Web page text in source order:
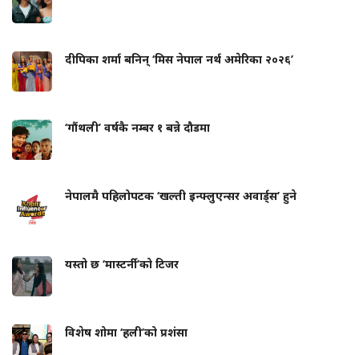
दीपिका शर्मा बनिन् ‘मिस नेपाल नर्थ अमेरिका २०२६’
‘गौंथली’ वर्षकै नम्बर १ बन्ने दौडमा
नेपालमै पहिलोपटक ‘खल्ती इन्फ्लुएन्सर अवार्ड्स’ हुने
यस्तो छ ‘मास्टर्नी’को टिजर
विशेष शोमा ‘हली’को प्रशंसा